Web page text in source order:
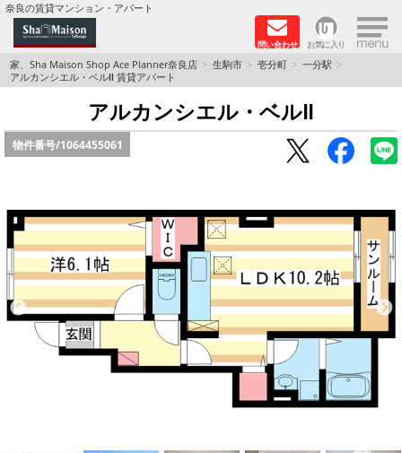
奈良の賃貸マンション・アパート
問い合わせ お気に入り ×
TOPページ
Foreigners welcome！
店長のおすすめ物件
積水ハウス Sha Maison 特集 (奈良北部、木津川
市)
積水ハウス Sha Maison 特集 (奈良南部)
路線·駅から探す
家、Sha Maison Shop Ace Planner奈良店 生駒市 壱分町
一分駅
アルカンシエル・ベルⅡ 賃貸アパート
アルカンシエル・ベルⅡ
物件番号/1064455061